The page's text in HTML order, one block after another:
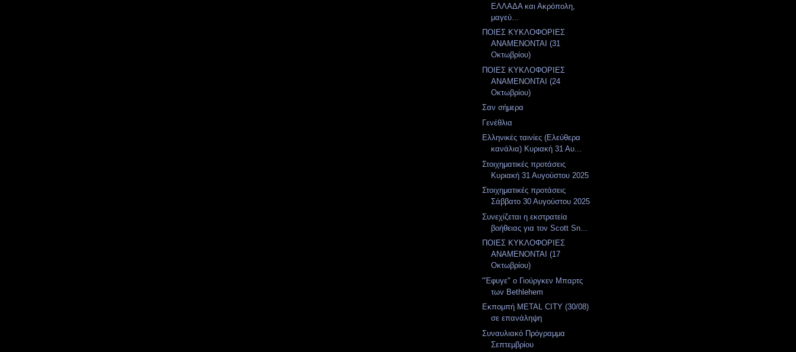
ΕΛΛΑΔΑ και Ακρόπολη,
μαγεύ...
ΠΟΙΕΣ ΚΥΚΛΟΦΟΡΙΕΣ
ΑΝΑΜΕΝΟΝΤΑΙ (31
Οκτωβρίου)
ΠΟΙΕΣ ΚΥΚΛΟΦΟΡΙΕΣ
ΑΝΑΜΕΝΟΝΤΑΙ (24
Οκτωβρίου)
Σαν σήμερα
Γενέθλια
Ελληνικές ταινίες (Ελεύθερα
κανάλια) Κυριακή 31 Αυ...
Στοιχηματικές προτάσεις
Κυριακή 31 Αυγούστου 2025
Στοιχηματικές προτάσεις
Σάββατο 30 Αυγούστου 2025
Συνεχίζεται η εκστρατεία
βοήθειας για τον Scott Sn...
ΠΟΙΕΣ ΚΥΚΛΟΦΟΡΙΕΣ
ΑΝΑΜΕΝΟΝΤΑΙ (17
Οκτωβρίου)
"Έφυγε" ο Γιούργκεν Μπαρτς
των Bethlehem
Εκπομπή METAL CITY (30/08)
σε επανάληψη
Συναυλιακό Πρόγραμμα
Σεπτεμβρίου